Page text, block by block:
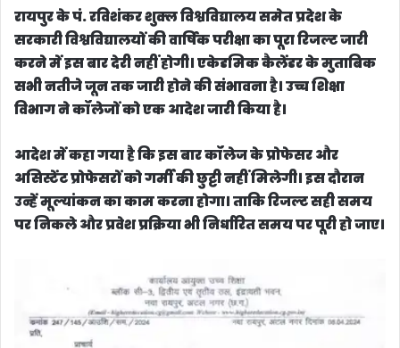
रायपुर के पं. रविशंकर शुक्ल विश्वविद्यालय समेत प्रदेश के
सरकारी विश्वविद्यालयों की वार्षिक परीक्षा का पूरा रिजल्ट जारी
करने में इस बार देरी नहीं होगी। एकेडमिक कैलेंडर के मुताबिक
सभी नतीजे जून तक जारी होने की संभावना है। उच्च शिक्षा
आदेश में कहा गया है कि इस बार कॉलेज के प्रोफेसर और
असिस्टेंट प्रोफेसरों को गर्मी की छुट्टी नहीं मिलेगी। इस दौरान
उन्हें मूल्यांकन का काम करना होगा। ताकि रिजल्ट सही समय